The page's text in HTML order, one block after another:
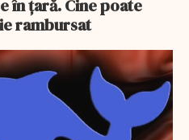
în țară. Cine poate
rambursat